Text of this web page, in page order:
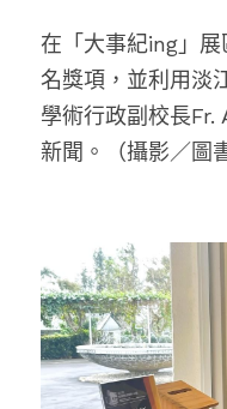
在「大事紀ing」
名獎項，並利用淡
學術行政副校長
新聞。（攝影／圖